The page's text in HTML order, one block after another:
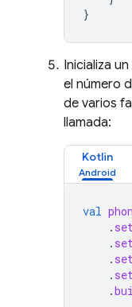
}
Inicializa
el número
de varios
llamada:
Kotlin
val
.
.
.
.
.